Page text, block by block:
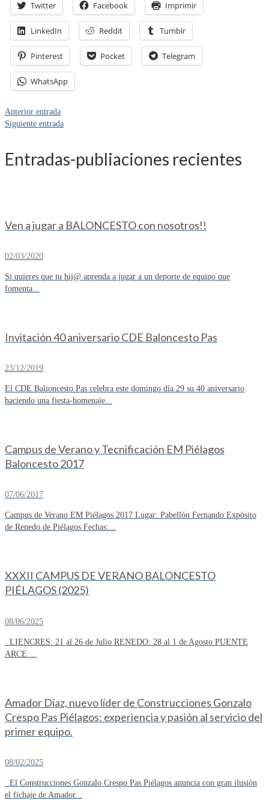
Twitter Facebook Imprimir
LinkedIn Reddit Tumblr
Pinterest Pocket Telegram
WhatsApp
Anterior entrada
Siguiente entrada
Entradas-publiaciones recientes
Ven a jugar a BALONCESTO con nosotros!!
02/03/2020
Si quieres que tu hij@ aprenda a jugar a un deporte de equipo que
fomenta...
Invitación 40 aniversario CDE Baloncesto Pas
23/12/2019
El CDE Balioncesto Pas celebra este domingo día 29 su 40 aniversario
haciendo una fiesta-homenaje...
Campus de Verano y Tecnificación EM Piélagos
Baloncesto 2017
07/06/2017
Campus de Verano EM Piélagos 2017 Lugar: Pabellón Fernando Expósito
de Renedo de Piélagos Fechas:...
XXXII CAMPUS DE VERANO BALONCESTO
PIÉLAGOS (2025)
08/06/2025
LIENCRES: 21 al 26 de Julio RENEDO: 28 al 1 de Agosto PUENTE
ARCE:...
Amador Díaz, nuevo líder de Construcciones Gonzalo
Crespo Pas Piélagos: experiencia y pasión al servicio del
primer equipo.
08/02/2025
El Construcciones Gonzalo Crespo Pas Piélagos anuncia con gran ilusión
el fichaje de Amador...